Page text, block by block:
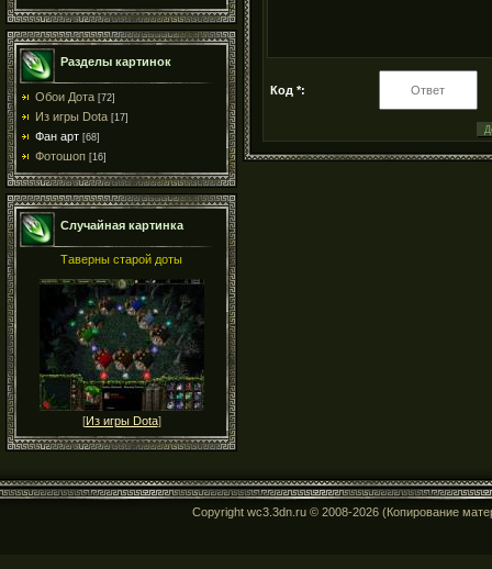
Разделы картинок
Обои Дота [72]
Из игры Dota [17]
Фан арт [68]
Фотошоп [16]
Случайная картинка
Таверны старой доты
[Из игры Dota]
Код *:
Copyright wc3.3dn.ru © 2008-2026 (Копирование